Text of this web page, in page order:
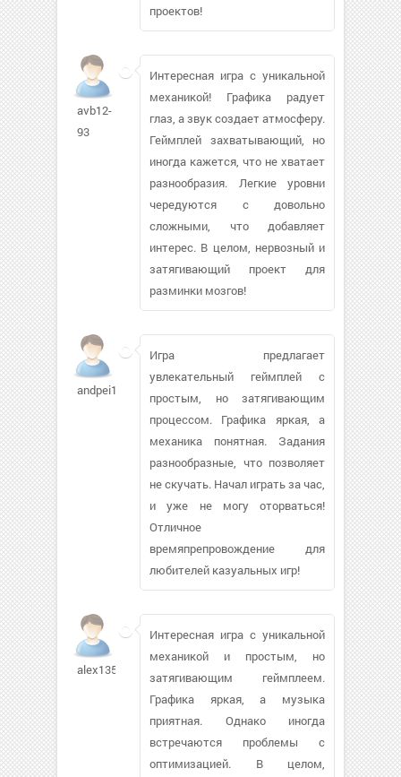
проектов!
avb12-
93
Интересная игра с уникальной
механикой! Графика радует
глаз, а звук создает атмосферу.
Геймплей захватывающий, но
иногда кажется, что не хватает
разнообразия. Легкие уровни
чередуются с довольно
сложными, что добавляет
интерес. В целом, нервозный и
затягивающий проект для
разминки мозгов!
andpei1965
Игра предлагает
увлекательный геймплей с
простым, но затягивающим
процессом. Графика яркая, а
механика понятная. Задания
разнообразные, что позволяет
не скучать. Начал играть за час,
и уже не могу оторваться!
Отличное
времяпрепровождение для
любителей казуальных игр!
alex13517
Интересная игра с уникальной
механикой и простым, но
затягивающим геймплеем.
Графика яркая, а музыка
приятная. Однако иногда
встречаются проблемы с
оптимизацией. В целом,